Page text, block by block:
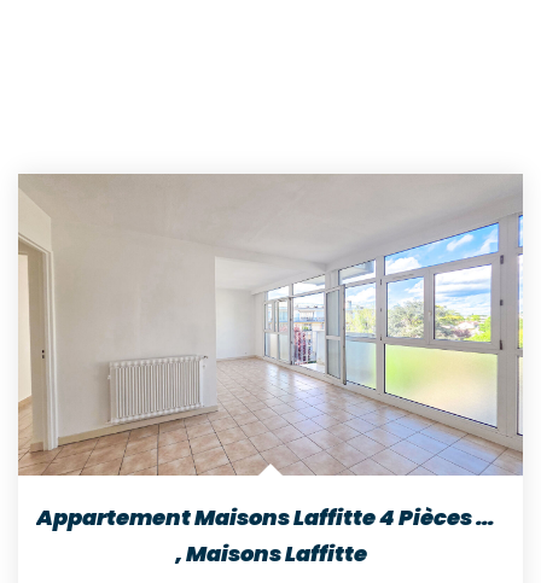
Appartement Maisons Laffitte 4 Pièces 69 M2
,Maisons Laffitte